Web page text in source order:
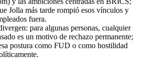
Jolla más tarde rompió esos vínculos y
fuera.
para algunas personas, cualquier
es un motivo de rechazo permanente;
postura como FUD o como hostilidad